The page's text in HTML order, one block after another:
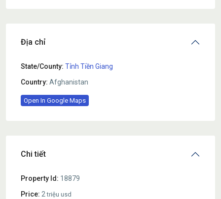
Địa chỉ
State/County: Tỉnh Tiền Giang
Country: Afghanistan
Open In Google Maps
Chi tiết
Property Id: 18879
Price: 2triệu usd